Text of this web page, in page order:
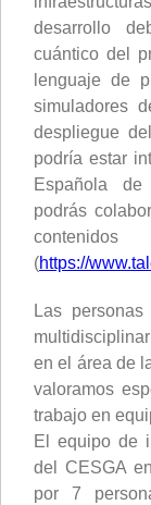
desarrollo
cuántico del
lenguaje de
simuladores
despliegue
podría estar
Española de
podrás
(https://
Las
en el área de
valoramos
trabajo en
El equipo de
del CESGA
por 7